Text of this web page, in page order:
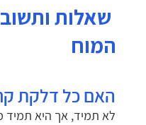
שאלות
המוח
האם כל דלקת
לא תמיד, אך היא תמיד